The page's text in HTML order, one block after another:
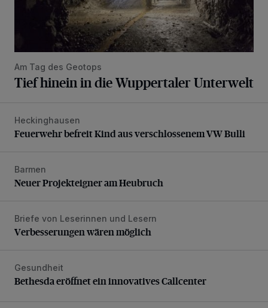
Am Tag des Geotops
Tief hinein in die Wuppertaler Unterwelt
Feuerwehr befreit Kind aus verschlossenem VW Bulli
Heckinghausen
Feuerwehr befreit Kind aus verschlossenem VW Bulli
Neuer Projekteigner am Heubruch
Barmen
Neuer Projekteigner am Heubruch
Verbesserungen wären möglich
Briefe von Leserinnen und Lesern
Verbesserungen wären möglich
Bethesda eröffnet ein innovatives Callcenter
Gesundheit
Bethesda eröffnet ein innovatives Callcenter